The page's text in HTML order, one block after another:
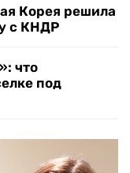
Корея решила
с КНДР
что
под